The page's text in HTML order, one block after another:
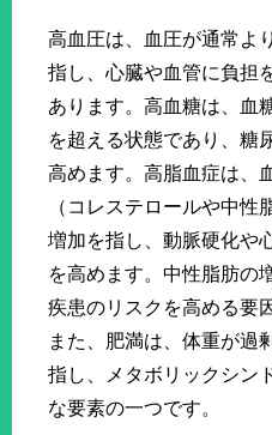
高血圧は、血圧が通常よ
指し、心臓や血管に負担
あります。高血糖は、血
を超える状態であり、糖
高めます。高脂血症は、
（コレステロールや中性
増加を指し、動脈硬化や
を高めます。中性脂肪の
疾患のリスクを高める要
また、肥満は、体重が過
指し、メタボリックシン
な要素の一つです。